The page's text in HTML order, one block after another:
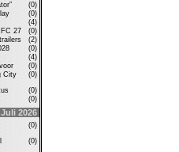
(0)
(0)
(4)
27
(0)
(2)
(0)
(4)
(0)
City
(0)
(0)
(0)
2026
(0)
(0)